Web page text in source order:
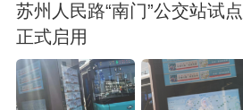
苏州人民路“南门”公交站试
正式启用